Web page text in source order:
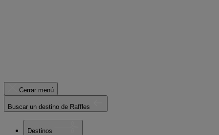
Cerrar menú
Buscar un destino de Raffles
Destinos